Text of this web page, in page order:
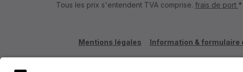
Tous les prix s'entendent TVA comprise. frais de port
Mentions légales Information & formulaire